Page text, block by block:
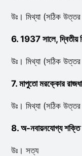
উঃ। মিথ্যা (সঠিক
6. 1937 সালে, দ্বিতীয়
উঃ। মিথ্যা (সঠিক
7. মাপুতো মরক্কোর
উঃ। মিথ্যা (সঠিক
8. অ-নবায়নযোগ্য শক্তি
উঃ। সত্য